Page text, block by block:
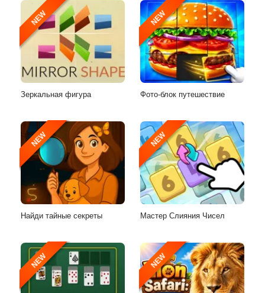
NEW
Зеркальная фигура
NEW
Фото-блок путешествие
NEW
Найди тайные секреты
NEW
Мастер Слияния Чисел
NEW NEW